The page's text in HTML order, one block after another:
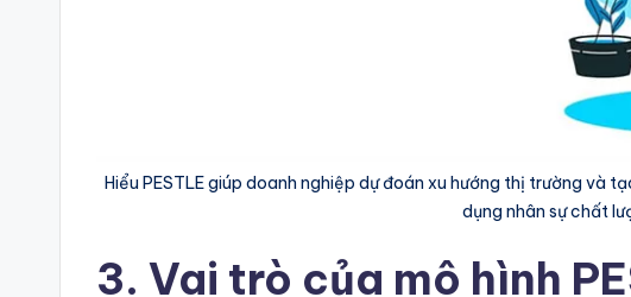
Hiểu PESTLE giúp doanh nghiệp dự đoán xu hướng thị trường và
dụng nhân sự chất
3. Vai trò của mô hình